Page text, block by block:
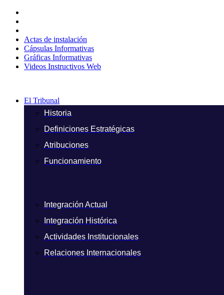
contenido
Actas de instalación
Cápsulas Informativas
Gráficas Informativas
Videos Instructivos Web
El Tribunal
Historia
Definiciones Estratégicas
Atribuciones
Funcionamiento
Integración Actual
Integración Histórica
Actividades Institucionales
Relaciones Internacionales